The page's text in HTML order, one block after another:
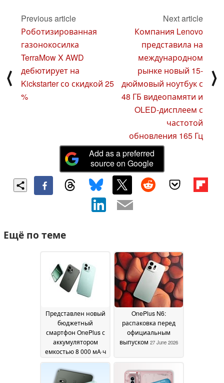
⟨
Previous article
Роботизированная
газонокосилка
TerraMow X AWD
дебютирует на
Kickstarter со скидкой 25
%
Next article
Компания Lenovo
представила на
международном
рынке новый 15-
дюймовый ноутбук с
48 ГБ видеопамяти и
OLED-дисплеем с
частотой
обновления 165 Гц
⟩
Add as a preferred
source on Google
Ещё по теме
Представлен новый
бюджетный
смартфон OnePlus с
аккумулятором
емкостью 8 000 мА·ч
задней камерой
June 2026
OnePlus N6:
распаковка перед
официальным
выпуском 27 June 2026